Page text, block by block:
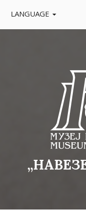
LANGUAGE